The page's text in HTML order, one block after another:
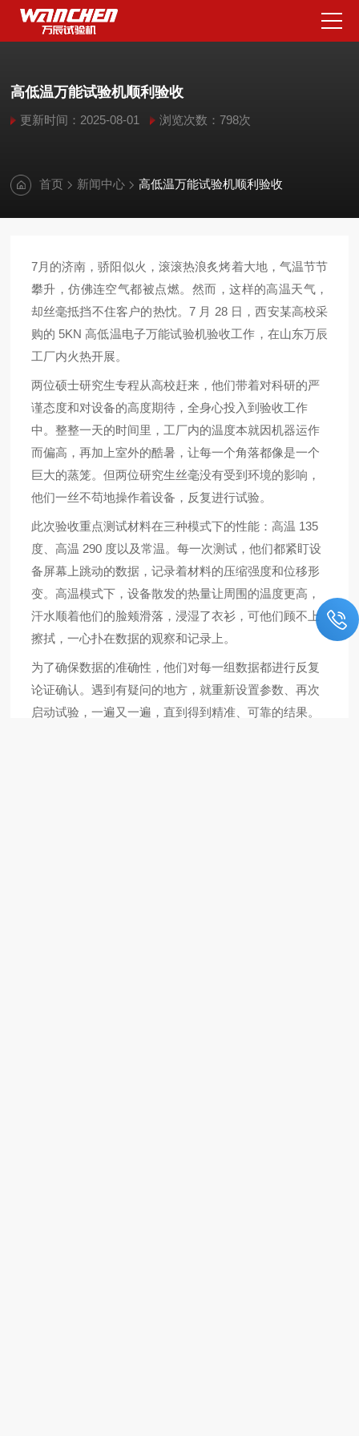
高低温万能试验机顺利验收
更新时间：2025-08-01 浏览次数：798次
首页 新闻中心 高低温万能试验机顺利验收
7月的济南，骄阳似火，滚滚热浪炙烤着大地，气温节节
攀升，仿佛连空气都被点燃。然而，这样的高温天气，
却丝毫抵挡不住客户的热忱。7 月 28 日，西安某高校采
购的 5KN 高低温电子万能试验机验收工作，在山东万辰
工厂内火热开展。
两位硕士研究生专程从高校赶来，他们带着对科研的严
谨态度和对设备的高度期待，全身心投入到验收工作
中。整整一天的时间里，工厂内的温度本就因机器运作
而偏高，再加上室外的酷暑，让每一个角落都像是一个
巨大的蒸笼。但两位研究生丝毫没有受到环境的影响，
他们一丝不苟地操作着设备，反复进行试验。
此次验收重点测试材料在三种模式下的性能：高温 135
度、高温 290 度以及常温。每一次测试，他们都紧盯设
备屏幕上跳动的数据，记录着材料的压缩强度和位移形
变。高温模式下，设备散发的热量让周围的温度更高，
汗水顺着他们的脸颊滑落，浸湿了衣衫，可他们顾不上
擦拭，一心扑在数据的观察和记录上。
为了确保数据的准确性，他们对每一组数据都进行反复
论证确认。遇到有疑问的地方，就重新设置参数、再次
启动试验，一遍又一遍，直到得到精准、可靠的结果。